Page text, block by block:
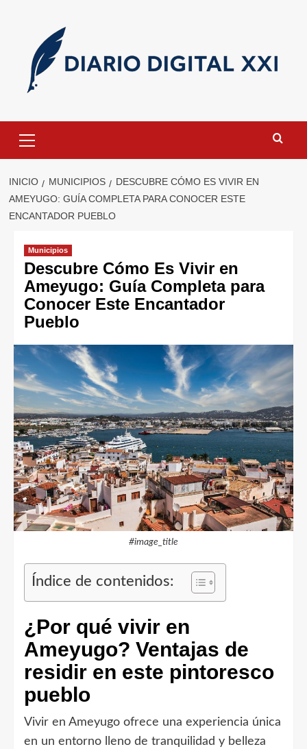
contenido
primario
INICIO MUNICIPIOS
DESCUBRE CÓMO ES VIVIR EN
AMEYUGO: GUÍA COMPLETA PARA CONOCER ESTE
ENCANTADOR PUEBLO
Municipios
Descubre Cómo Es Vivir en
Ameyugo: Guía Completa para
Conocer Este Encantador
Pueblo
#image_title
Índice de contenidos:
¿Por qué vivir en
Ameyugo? Ventajas de
residir en este pintoresco
pueblo
Vivir en Ameyugo ofrece una experiencia única
en un entorno lleno de tranquilidad y belleza